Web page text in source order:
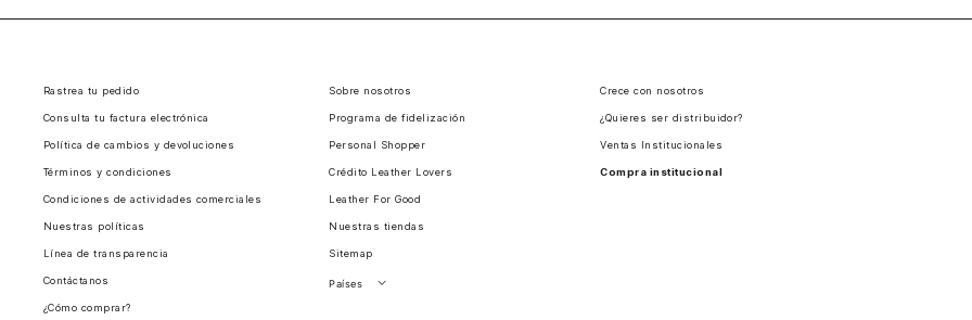
Rastrea tu pedido
Consulta tu factura electrónica
Política de cambios y devoluciones
Términos y condiciones
Condiciones de actividades comerciales
Nuestras políticas
Línea de transparencia
Contáctanos
¿Cómo comprar?
Sobre nosotros
Programa de fidelización
Personal Shopper
Crédito Leather Lovers
Leather For Good
Nuestras tiendas
Sitemap
Países
Crece con nosotros
¿Quieres ser distribuidor?
Ventas Institucionales
Compra institucional